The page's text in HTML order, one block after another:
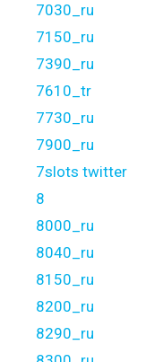
7030_ru
7150_ru
7390_ru
7610_tr
7730_ru
7900_ru
7slots twitter
8
8000_ru
8040_ru
8150_ru
8200_ru
8290_ru